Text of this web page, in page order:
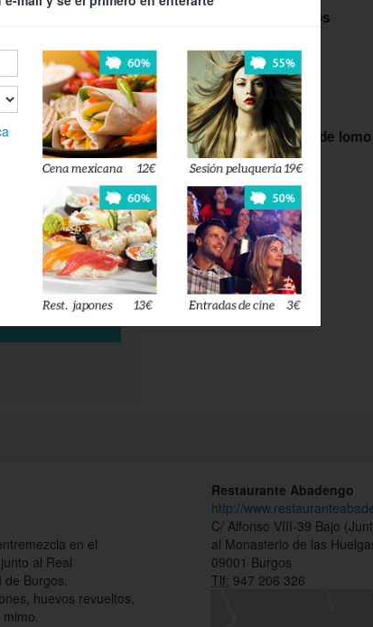
44%
Cantidad:2
Total:57€
Asadillo de pimientos
Entrante caliente:
Tortilla de bacalao
La carne:
Chuletón sin hueso de
guarnición
Postre:
Sorbete de la casa
Pan.
en el
al Real
de Burgos.
huevos revueltos,
Restaurante Abadengo
http://
C/ Alfonso VIII-39 Bajo
al Monasterio de las
09001 Burgos
Tlf: 947 206 326